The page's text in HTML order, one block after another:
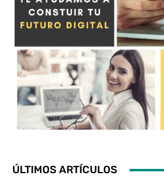
ÚLTIMOS ARTÍCULOS